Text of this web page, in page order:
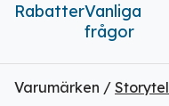
RabatterVanliga
frågor
Varumärken / Storytel